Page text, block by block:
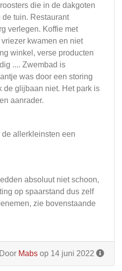
die in de dakgoten
tuin. Restaurant
verlegen. Koffie met
kwamen en niet
winkel, verse producten
.... Zwembad is
was door een storing
de glijbaan niet. Het park is
aanrader.
allerkleinsten een
absoluut niet schoon,
op spaarstand dus zelf
zie bovenstaande
Door Mabs op 14 juni 2022